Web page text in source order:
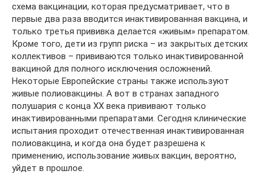
схема вакцинации, которая предусматривает, что в
первые два раза вводится инактивированная вакцина, и
только третья прививка делается «живым» препаратом.
Кроме того, дети из групп риска – из закрытых детских
коллективов – прививаются только инактивированной
вакциной для полного исключения осложнений.
Некоторые Европейские страны также используют
живые полиовакцины. А вот в странах западного
полушария с конца XX века прививают только
инактивированными препаратами. Сегодня клинические
испытания проходит отечественная инактивированная
полиовакцина, и когда она будет разрешена к
применению, использование живых вакцин, вероятно,
уйдет в прошлое.